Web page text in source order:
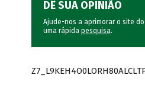
DÊ SUA OPINIÃO
Ajude-nos a aprimorar o site do
uma rápida pesquisa.